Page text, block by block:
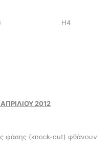
Η4
ΑΠΡΙΛΙΟΥ 2012
φάσης (knock-out) φθάνουν